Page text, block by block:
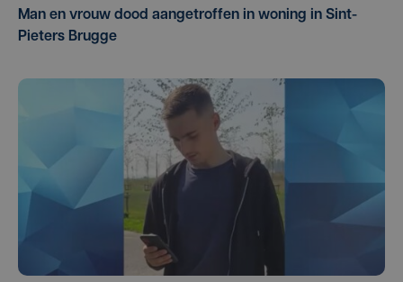
Man en vrouw dood aangetroffen in woning in Sint-
Pieters Brugge